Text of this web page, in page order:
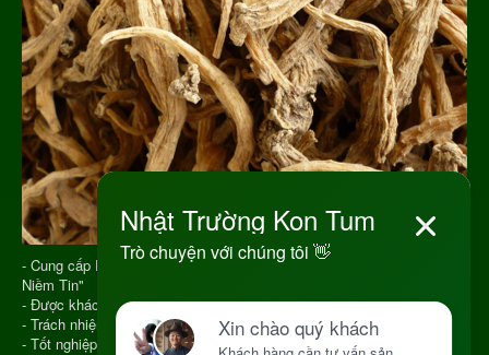
- Cung cấp Dược Liệu từ năm 2013 với Slogan "Vạn Chữ Tín Triệu
Niềm Tin"
- Được khách hàng đánh giá cao và nhận sự tin tưởng
- Trách nhiệm trên từng đơn hàng
- Tốt nghiệp Y Học Cổ Truyền, đúng chuyên ngành